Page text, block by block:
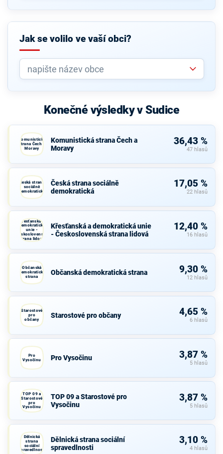
Jak se volilo ve vaší obci?
Konečné výsledky v Sudice
Komunistická
strana Čech a
Moravy
Komunistická strana Čech a
Moravy
36,43 %
47 hlasů
Česká strana
sociálně
demokratická
Česká strana sociálně
demokratická
17,05 %
22 hlasů
Křesťanská a
demokratická
unie -
Československá
strana lidová
Křesťanská a demokratická unie
- Československá strana lidová
12,40 %
16 hlasů
Občanská
demokratická
strana
Občanská demokratická strana 9,30 %
12 hlasů
Starostové
pro
občany
Starostové pro občany 4,65 %
6 hlasů
Pro
Vysočinu
Pro Vysočinu 3,87 %
5 hlasů
TOP 09 a
Starostové
pro
Vysočinu
TOP 09 a Starostové pro
Vysočinu
3,87 %
5 hlasů
Dělnická
strana
sociální
spravedlnosti
Dělnická strana sociální
spravedlnosti
3,10 %
4 hlasů